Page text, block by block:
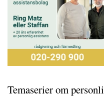
Temaserier om